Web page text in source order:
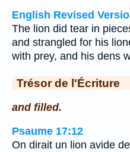
English Revised
The lion did tear in
and strangled for his
with prey, and his dens
Trésor de l'Écriture
and filled.
Psaume 17:12
On dirait un lion avide